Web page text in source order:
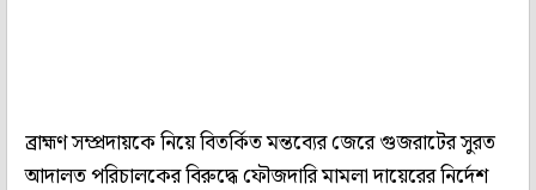
ব্রাহ্মণ সম্প্রদায়কে নিয়ে বিতর্কিত মন্তব্যের জেরে গুজরাটের সুরত
আদালত পরিচালকের বিরুদ্ধে ফৌজদারি মামলা দায়েরের নির্দেশ